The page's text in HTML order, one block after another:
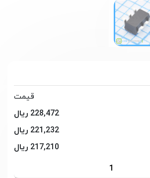
قیمت
228,472 ریال
221,232 ریال
217,210 ریال